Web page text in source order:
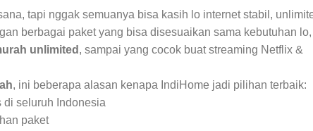
tapi nggak semuanya bisa kasih lo internet stabil,
berbagai paket yang bisa disesuaikan sama kebutuhan lo,
unlimited , sampai yang cocok buat streaming Netflix &
, ini beberapa alasan kenapa IndiHome jadi pilihan terbaik:
di seluruh Indonesia
paket